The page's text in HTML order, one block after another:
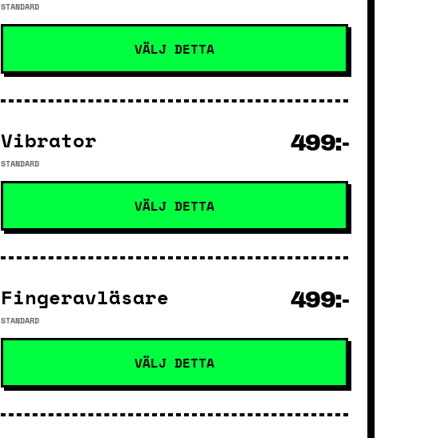
STANDARD
VÄLJ DETTA
Vibrator
STANDARD
499:-
VÄLJ DETTA
Fingeravläsare
STANDARD
499:-
VÄLJ DETTA